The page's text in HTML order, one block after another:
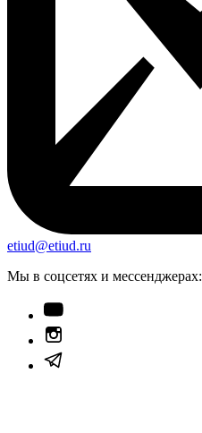
etiud@etiud.ru
Мы в соцсетях и мессенджерах: